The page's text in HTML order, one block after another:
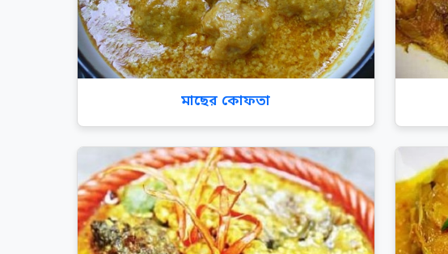
মাছের কোফতা